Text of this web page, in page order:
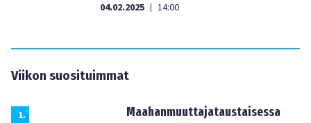
04.02.2025 | 14:00
Viikon suosituimmat
1.
Maahanmuuttajataustaisessa